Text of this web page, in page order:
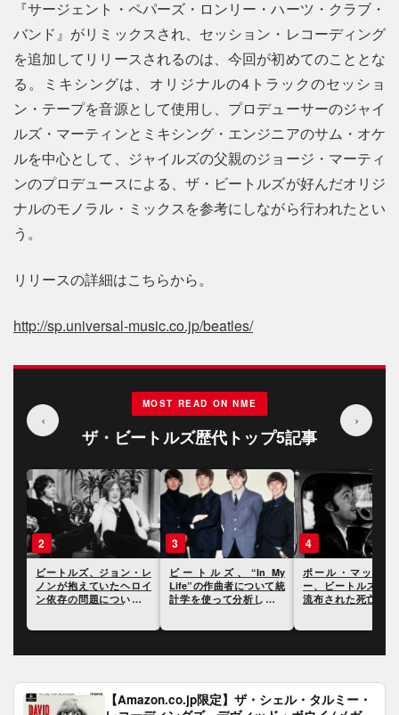
『サージェント・ペパーズ・ロンリー・ハーツ・クラブ・
バンド』がリミックスされ、セッション・レコーディング
を追加してリリースされるのは、今回が初めてのこととな
る。ミキシングは、オリジナルの4トラックのセッショ
ン・テープを音源として使用し、プロデューサーのジャイ
ルズ・マーティンとミキシング・エンジニアのサム・オケ
ルを中心として、ジャイルズの父親のジョージ・マーティ
ンのプロデュースによる、ザ・ビートルズが好んだオリジ
ナルのモノラル・ミックスを参考にしながら行われたとい
う。
リリースの詳細はこちらから。
http://sp.universal-music.co.jp/beatles/
‹
MOST READ ON NME
ザ・ビートルズ歴代トップ5記事
›
ルズ、ジョン・レ
抱えていたヘロイ
の問題についての
ビートルズ、“In My
Life”の作曲者について統
計学を使って分析した研
ポール・マッカートニ
ー、ビートルズ解散時に
流布された死亡説につい
【Amazon.co.jp限定】ザ・シェル・タルミー・